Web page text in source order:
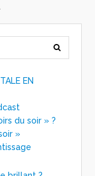
EN
du soir » ?
»